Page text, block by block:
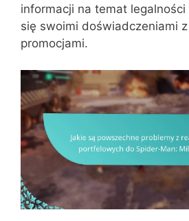
informacji na temat
się swoimi doświadczeniami
promocjami.